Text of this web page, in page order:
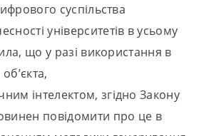
суспільства
університетів в усьому
що у разі використання в
інтелектом, згідно Закону
повідомити про це в